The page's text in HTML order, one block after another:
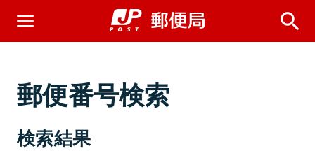
郵便番号検索
検索結果